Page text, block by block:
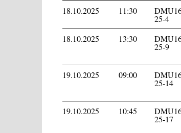
18.10.2025 11:30
25-4
18.10.2025 13:30
25-9
19.10.2025 09:00
25-14
19.10.2025 10:45
25-17